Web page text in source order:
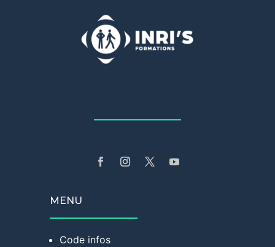
MENU
Code infos